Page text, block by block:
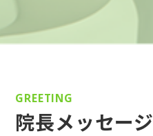
GREETING
院長メッセージ